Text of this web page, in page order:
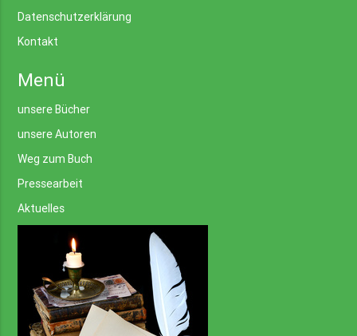
Datenschutzerklärung
Kontakt
Menü
unsere Bücher
unsere Autoren
Weg zum Buch
Pressearbeit
Aktuelles